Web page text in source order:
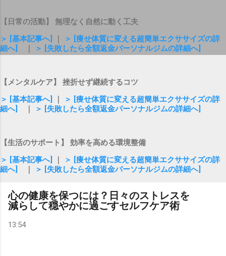
【日常の活動】 無理なく自然に動く工夫
＞ [基本記事へ]
＞ [痩せ体質に変える超簡単エクササイズの詳
細へ]
＞ [失敗したら全額返金パーソナルジムの詳細へ]
【メンタルケア】 挫折せず継続するコツ
＞ [基本記事へ]
＞ [痩せ体質に変える超簡単エクササイズの詳
細へ]
＞ [失敗したら全額返金パーソナルジムの詳細へ]
【生活のサポート】 効率を高める環境整備
＞ [基本記事へ]
＞ [痩せ体質に変える超簡単エクササイズの詳
細へ]
＞ [失敗したら全額返金パーソナルジムの詳細へ]
心の健康を保つには？日々のストレスを
減らして穏やかに過ごすセルフケア術
13:54